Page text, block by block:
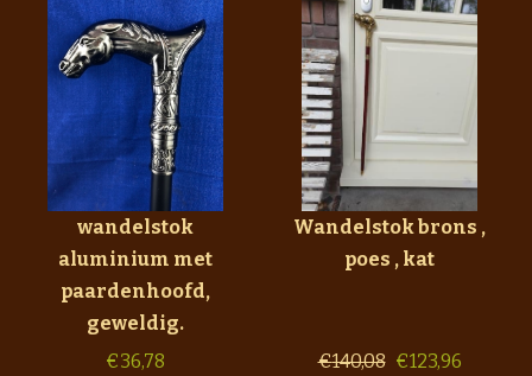
wandelstok
aluminium met
paardenhoofd,
geweldig.
€36,78
Wandelstok brons ,
poes , kat
€140,08 €123,96